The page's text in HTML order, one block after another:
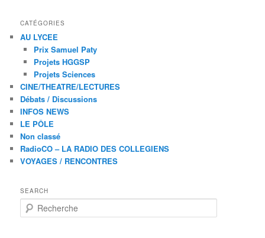
CATÉGORIES
AU LYCEE
Prix Samuel Paty
Projets HGGSP
Projets Sciences
CINE/THEATRE/LECTURES
Débats / Discussions
INFOS NEWS
LE PÔLE
Non classé
RadioCO – LA RADIO DES COLLEGIENS
VOYAGES / RENCONTRES
SEARCH
e